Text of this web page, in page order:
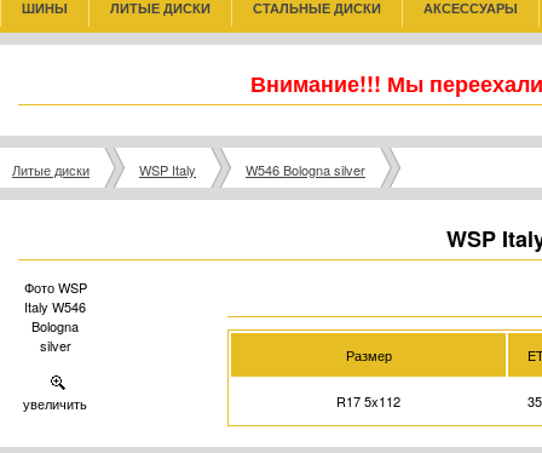
ШИНЫ ЛИТЫЕ ДИСКИ СТАЛЬНЫЕ ДИСКИ АКСЕССУАРЫ
Внимание!!! Мы
Литые диски WSP Italy W546 Bologna silver
WSP
Фото WSP
Italy W546
Bologna
silver
увеличить
Размер
R17 5x112